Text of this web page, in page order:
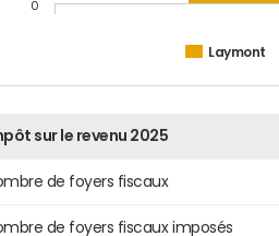
Laymont
0
sur le revenu 2025
de foyers fiscaux
de foyers fiscaux imposés